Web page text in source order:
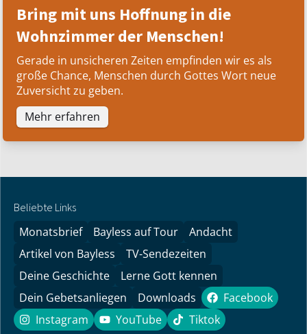
Bring mit uns Hoffnung in die
Wohnzimmer der Menschen!
Gerade in unsicheren Zeiten empfinden wir es als
große Chance, Menschen durch Gottes Wort neue
Zuversicht zu geben.
Mehr erfahren
Beliebte Links
Monatsbrief Bayless auf Tour
Andacht
Artikel von Bayless
TV-Sendezeiten
Deine Geschichte
Lerne Gott kennen
Dein Gebetsanliegen
Downloads Facebook
Facebook
Instagram
Instagram YouTube
YouTube Tiktok
Tiktok